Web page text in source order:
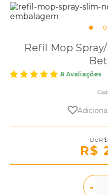
Refil Mop
8 Avaliações
Cod:
R$
-